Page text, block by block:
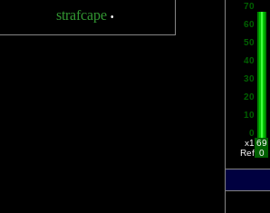
strafcape •
70
60
50
40
30
20
10
0
x1 69
Ref 0